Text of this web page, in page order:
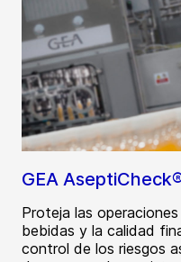
GEA
Proteja las
bebidas y la calidad
control de los riesgos